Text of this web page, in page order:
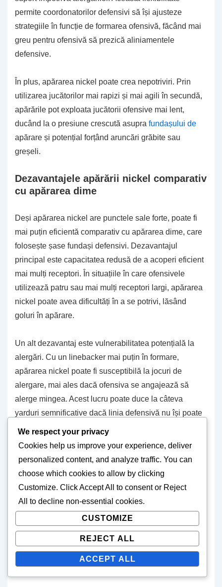
permite coordonatorilor defensivi să își ajusteze
strategiile în funcție de formarea ofensivă, făcând mai
greu pentru ofensivă să prezică aliniamentele
defensive.
În plus, apărarea nickel poate crea nepotriviri. Prin
utilizarea jucătorilor mai rapizi și mai agili în secundă,
apărările pot exploata jucătorii ofensive mai lent,
ducând la o presiune crescută asupra fundașului de
apărare și potențial forțând aruncări grăbite sau
greșeli.
Dezavantajele apărării nickel comparativ
cu apărarea dime
Deși apărarea nickel are punctele sale forte, poate fi
mai puțin eficientă comparativ cu apărarea dime, care
folosește șase fundași defensivi. Dezavantajul
principal este capacitatea redusă de a acoperi eficient
mai mulți receptori. În situațiile în care ofensivele
utilizează patru sau mai mulți receptori largi, apărarea
nickel poate avea dificultăți în a se potrivi, lăsând
goluri în apărare.
Un alt dezavantaj este vulnerabilitatea potențială la
alergări. Cu un linebacker mai puțin în formare,
apărarea nickel poate fi susceptibilă la jocuri de
alergare, mai ales dacă ofensiva se angajează să
alerge mingea. Acest lucru poate duce la câteva
yarduri semnificative dacă linia defensivă nu își poate
menține poziția.
În cele din urmă, apărarea nickel poate limita cartea de
joc defensivă. Deși oferă flexibilitate, poate restricționa
anumite
pachete de blitz
care se bazează pe o
prezență puternică a linebackerilor. Acest lucru poate
reduce eficiența generală a apărării în crearea
presiunii asupra fundașului de apărare, mai ales în
situații critice de joc.
We respect your privacy
Cookies help us improve your experience, deliver
personalized content, and analyze traffic. You can
choose which cookies to allow by clicking
Customize. ClickAccept All to consent or Reject
All
to decline non-essential cookies.
CUSTOMIZE
REJECT ALL
ACCEPT ALL